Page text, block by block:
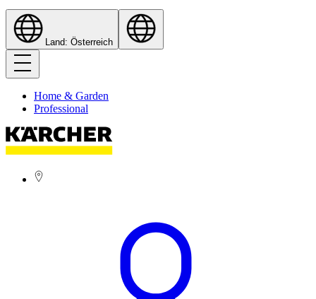
Land: Österreich
Home & Garden
Professional